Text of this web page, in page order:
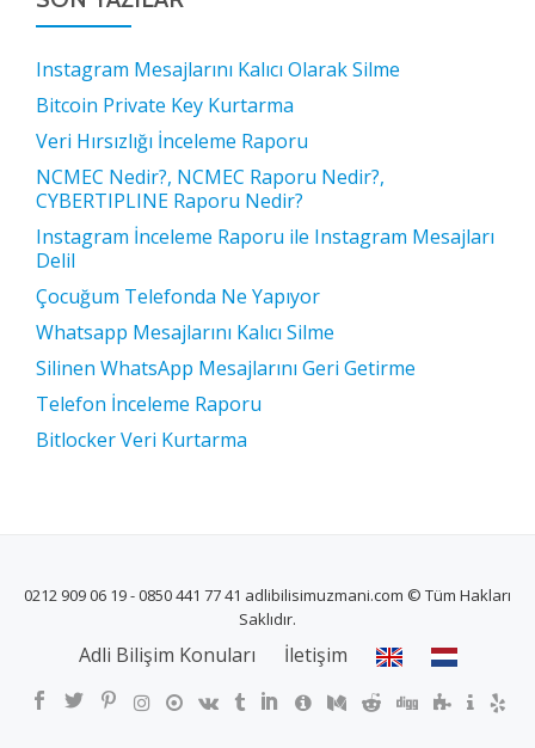
Instagram Mesajlarını Kalıcı Olarak Silme
Bitcoin Private Key Kurtarma
Veri Hırsızlığı İnceleme Raporu
NCMEC Nedir?, NCMEC Raporu Nedir?,
CYBERTIPLINE Raporu Nedir?
Instagram İnceleme Raporu ile Instagram Mesajları
Delil
Çocuğum Telefonda Ne Yapıyor
Whatsapp Mesajlarını Kalıcı Silme
Silinen WhatsApp Mesajlarını Geri Getirme
Telefon İnceleme Raporu
Bitlocker Veri Kurtarma
0212 909 06 19 - 0850 441 77 41 adlibilisimuzmani.com © Tüm Hakları
Saklıdır.
İKINCILAdli Bilişim Konuları İletişim